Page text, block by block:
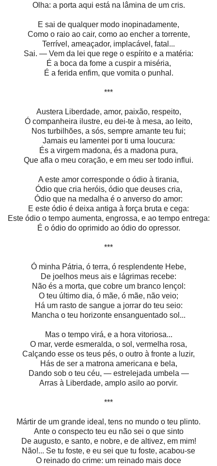
Olha: a porta aqui está na lâmina de um cris.
E sai de qualquer modo inopinadamente,
Como o raio ao cair, como ao encher a torrente,
Terrível, ameaçador, implacável, fatal...
Sai. — Vem da lei que rege o espírito e a matéria:
É a boca da fome a cuspir a miséria,
É a ferida enfim, que vomita o punhal.
***
Austera Liberdade, amor, paixão, respeito,
Ó companheira ilustre, eu dei-te à mesa, ao leito,
Nos turbilhões, a sós, sempre amante teu fui;
Jamais eu lamentei por ti uma loucura:
És a virgem madona, és a madona pura,
Que afla o meu coração, e em meu ser todo influi.
A este amor corresponde o ódio à tirania,
Ódio que cria heróis, ódio que deuses cria,
Ódio que na medalha é o anverso do amor:
E este ódio é deixa antiga à força bruta e cega:
Este ódio o tempo aumenta, engrossa, e ao tempo entrega:
É o ódio do oprimido ao ódio do opressor.
***
Ó minha Pátria, ó terra, ó resplendente Hebe,
De joelhos meus ais e lágrimas recebe:
Não és a morta, que cobre um branco lençol:
O teu último dia, ó mãe, ó mãe, não veio;
Há um rasto de sangue a jorrar do teu seio:
Mancha o teu horizonte ensanguentado sol...
Mas o tempo virá, e a hora vitoriosa...
O mar, verde esmeralda, o sol, vermelha rosa,
Calçando esse os teus pés, o outro à fronte a luzir,
Hás de ser a matrona americana e bela,
Dando sob o teu céu, — estrelejada umbela —
Arras à Liberdade, amplo asilo ao porvir.
***
Mártir de um grande ideal, tens no mundo o teu plinto.
Ante o conspecto teu eu não sei o que sinto
De augusto, e santo, e nobre, e de altivez, em mim!
Não!... Se tu foste, e eu sei que tu foste, acabou-se
O reinado do crime: um reinado mais doce